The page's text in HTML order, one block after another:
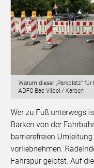
Warum dieser „Parkplatz“
ADFC Bad Vilbel / Karben
Wer zu Fuß unterwegs
Barken von der
barrierefreien
vorliebnehmen.
Fahrspur gelotst. Auf